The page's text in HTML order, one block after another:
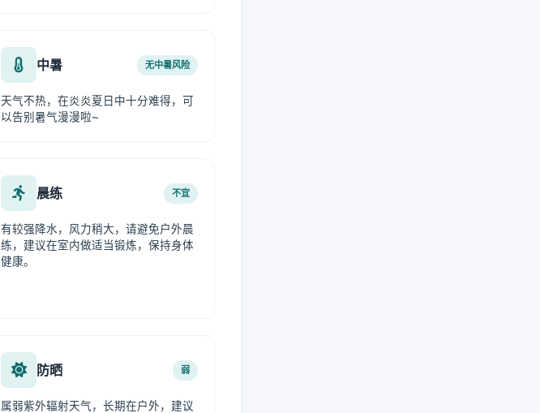
中暑 无中暑风险
天气不热，在炎炎夏日中十分难得，可
以告别暑气漫漫啦~
晨练 不宜
有较强降水，风力稍大，请避免户外晨
练，建议在室内做适当锻炼，保持身体
健康。
防晒 弱
属弱紫外辐射天气，长期在户外，建议